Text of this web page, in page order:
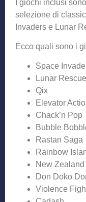
I giochi inclusi
selezione di
Invaders e Lunar
Ecco quali sono i
Space
Lunar Rescue
Qix
Elevator
Chack’n Pop
Bubble
Rastan Saga
Rainbow
New Zealand
Don Doko
Violence